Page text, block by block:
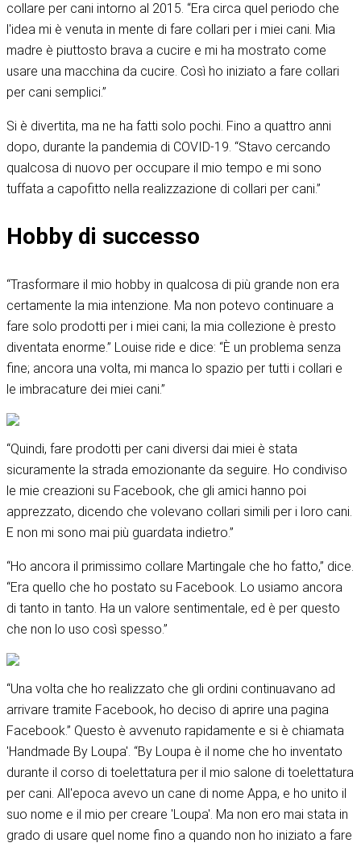
collare per cani intorno al 2015. “Era circa quel periodo che
l'idea mi è venuta in mente di fare collari per i miei cani. Mia
madre è piuttosto brava a cucire e mi ha mostrato come
usare una macchina da cucire. Così ho iniziato a fare collari
per cani semplici.”
Si è divertita, ma ne ha fatti solo pochi. Fino a quattro anni
dopo, durante la pandemia di COVID-19. “Stavo cercando
qualcosa di nuovo per occupare il mio tempo e mi sono
tuffata a capofitto nella realizzazione di collari per cani.”
Hobby di successo
“Trasformare il mio hobby in qualcosa di più grande non era
certamente la mia intenzione. Ma non potevo continuare a
fare solo prodotti per i miei cani; la mia collezione è presto
diventata enorme.” Louise ride e dice: “È un problema senza
fine; ancora una volta, mi manca lo spazio per tutti i collari e
le imbracature dei miei cani.”
“Quindi, fare prodotti per cani diversi dai miei è stata
sicuramente la strada emozionante da seguire. Ho condiviso
le mie creazioni su Facebook, che gli amici hanno poi
apprezzato, dicendo che volevano collari simili per i loro cani.
E non mi sono mai più guardata indietro.”
“Ho ancora il primissimo collare Martingale che ho fatto,” dice.
“Era quello che ho postato su Facebook. Lo usiamo ancora
di tanto in tanto. Ha un valore sentimentale, ed è per questo
che non lo uso così spesso.”
“Una volta che ho realizzato che gli ordini continuavano ad
arrivare tramite Facebook, ho deciso di aprire una pagina
Facebook.” Questo è avvenuto rapidamente e si è chiamata
'Handmade By Loupa'. “By Loupa è il nome che ho inventato
durante il corso di toelettatura per il mio salone di toelettatura
per cani. All'epoca avevo un cane di nome Appa, e ho unito il
suo nome e il mio per creare 'Loupa'. Ma non ero mai stata in
grado di usare quel nome fino a quando non ho iniziato a fare